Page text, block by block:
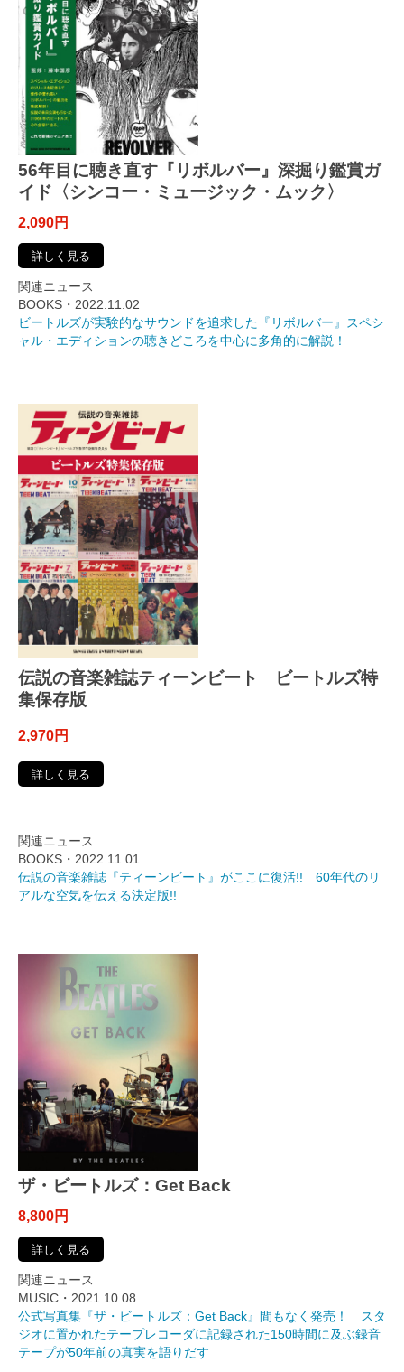
56年目に聴き直す『リボルバー』深掘り鑑賞ガ
イド〈シンコー・ミュージック・ムック〉
2,090円
詳しく見る
関連ニュース
BOOKS・2022.11.02
ビートルズが実験的なサウンドを追求した『リボルバー』スペシ
ャル・エディションの聴きどころを中心に多角的に解説！
伝説の音楽雑誌ティーンビート ビートルズ特
集保存版
2,970円
詳しく見る
関連ニュース
BOOKS・2022.11.01
伝説の音楽雑誌『ティーンビート』がここに復活!! 60年代のリ
アルな空気を伝える決定版!!
ザ・ビートルズ：Get Back
8,800円
詳しく見る
関連ニュース
MUSIC・2021.10.08
公式写真集『ザ・ビートルズ：Get Back』間もなく発売！ スタ
ジオに置かれたテープレコーダに記録された150時間に及ぶ録音
テープが50年前の真実を語りだす